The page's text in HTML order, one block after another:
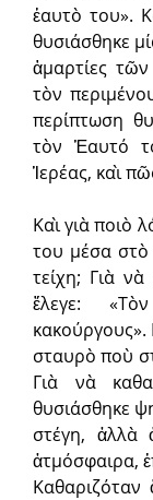
ἑαυτὸ του».
θυσιάσθηκε
ἁμαρτίες
τὸν
περίπτωση
τὸν Ἑαυτό
Ἱερέας, καὶ
Καὶ γιὰ ποιὸ
του μέσα
τείχη; Γιὰ
ἔλεγε:
κακούργους».
σταυρὸ ποὺ
Γιὰ νὰ
θυσιάσθηκε
στέγη, ἀλλὰ
ἀτμόσφαιρα,